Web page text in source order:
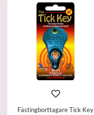
Fästingborttagare Tick Key